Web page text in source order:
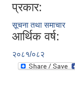
प्रकार:
सूचना तथा समाचार
आर्थिक वर्ष:
२०८१/०८२